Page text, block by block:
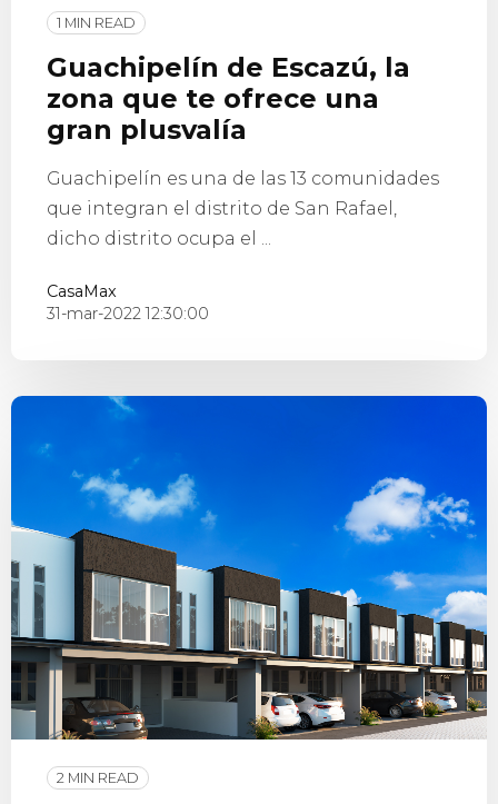
1 MIN READ
Guachipelín de Escazú, la
zona que te ofrece una
gran plusvalía
Guachipelín es una de las 13 comunidades
que integran el distrito de San Rafael,
dicho distrito ocupa el ...
CasaMax
31-mar-2022 12:30:00
2 MIN READ